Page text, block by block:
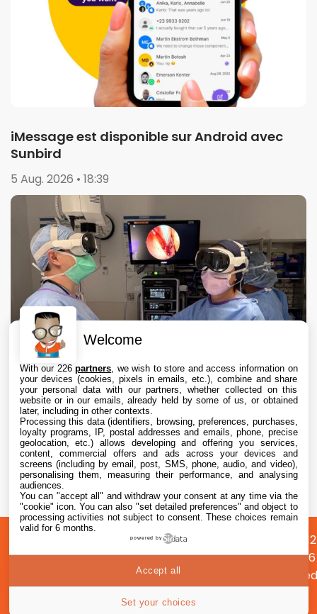
iMessage est disponible sur Android avec
Sunbird
5 Aug. 2026 • 18:39
Apple Vision Pro : une étude confirme son
intérêt en chirurgie avec des opérations 19 %
plus rapides
5 Aug. 2026 • 17:45
propos
Préférences
cookies
Confidentialité
©
2026
|
Welcome
With our 226partners , we wish to store and access information on
your devices (cookies, pixels in emails, etc.), combine and share
your personal data with our partners, whether collected on this
website or in our emails, already held by some of us, or obtained
later, including in other contexts.
Processing this data (identifiers, browsing, preferences, purchases,
loyalty programs, IP, postal addresses and emails, phone, precise
geolocation, etc.) allows developing and offering you services,
content, commercial offers and ads across your devices and
screens (including by email, post, SMS, phone, audio, and video),
personalising them, measuring their performance, and analysing
audiences.
You can "accept all" and withdraw your consent at any time via the
"cookie" icon. You can also "set detailed preferences" and object to
processing activities not subject to consent. These choices remain
valid for 6 months.
powered by
Set your choices
Accept all